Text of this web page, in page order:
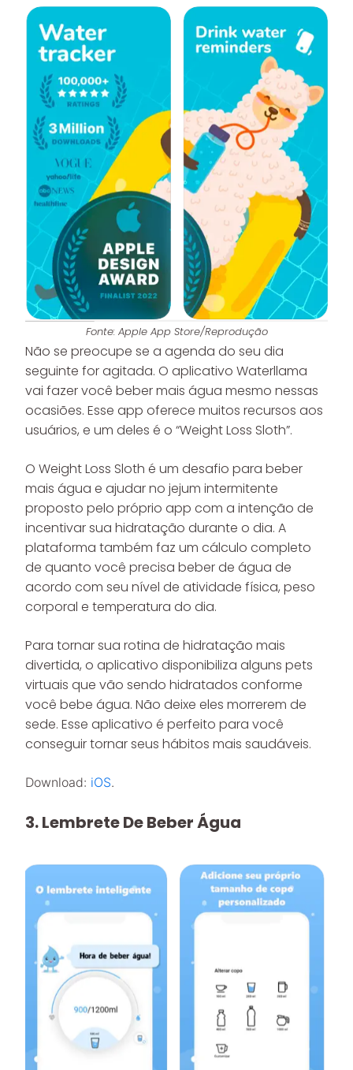
Fonte: Apple App Store/Reprodução
Não se preocupe se a agenda do seu dia
seguinte for agitada. O aplicativo Waterllama
vai fazer você beber mais água mesmo nessas
ocasiões. Esse app oferece muitos recursos aos
usuários, e um deles é o “Weight Loss Sloth”.
O Weight Loss Sloth é um desafio para beber
mais água e ajudar no jejum intermitente
proposto pelo próprio app com a intenção de
incentivar sua hidratação durante o dia. A
plataforma também faz um cálculo completo
de quanto você precisa beber de água de
acordo com seu nível de atividade física, peso
corporal e temperatura do dia.
Para tornar sua rotina de hidratação mais
divertida, o aplicativo disponibiliza alguns pets
virtuais que vão sendo hidratados conforme
você bebe água. Não deixe eles morrerem de
sede. Esse aplicativo é perfeito para você
conseguir tornar seus hábitos mais saudáveis.
Download: iOS.
3. Lembrete De Beber Água